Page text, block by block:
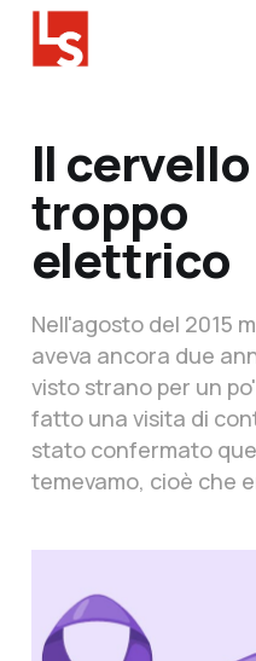
Il cervello
troppo
elettrico
Nell'agosto del 2015
aveva ancora due
visto strano per un
fatto una visita di
stato confermato
temevamo, cioè che